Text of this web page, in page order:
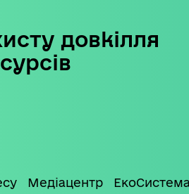
довкілля
Медіацентр